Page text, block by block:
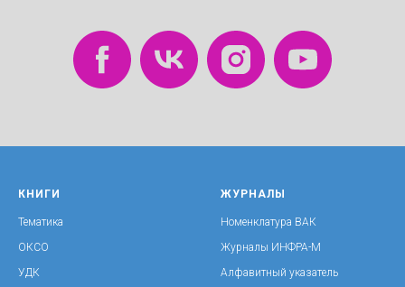
КНИГИ
Тематика
ОКСО
УДК
ЖУРНАЛЫ
Номенклатура ВАК
Журналы ИНФРА-М
Алфавитный указатель